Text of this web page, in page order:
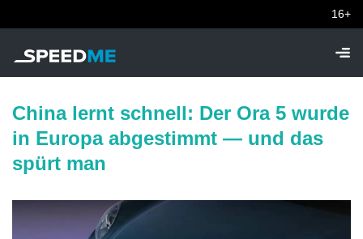
16+
China lernt schnell: Der Ora 5 wurde
in Europa abgestimmt — und das
spürt man